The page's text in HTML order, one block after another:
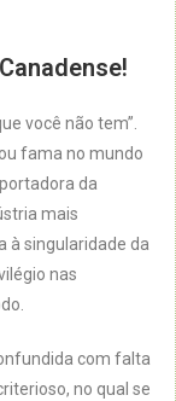
você não tem”.
fama no mundo
da
mais
à singularidade da
nas
com falta
no qual se